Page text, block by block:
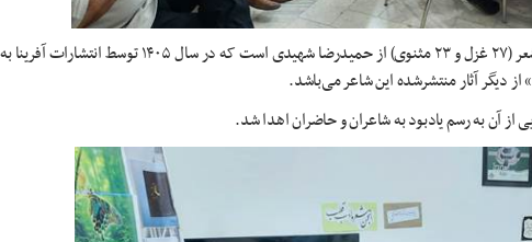
گفتنی است، مجموعه‌شعر «صیرورت» مشتمل بر ۵۰ قطعه شعر (۲۷ غزل و ۲۳ مثنوی) از حمیدرضا شهیدی
دیگر آثار منتشرشده این شاعر می‌باشد.
از آن به رسم یادبود به شاعران و حاضران اهدا شد.